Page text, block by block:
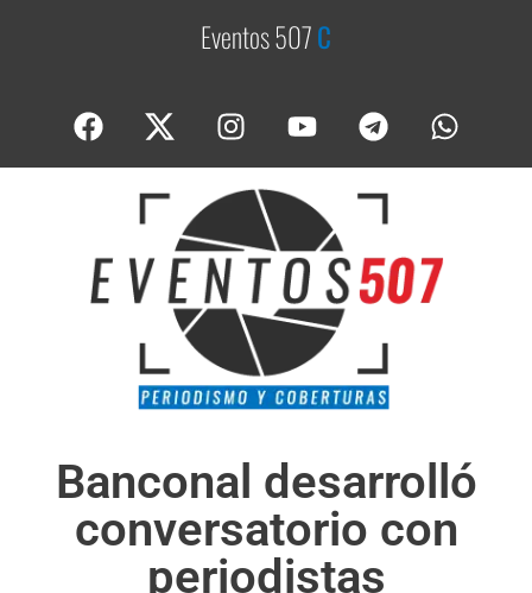
Eventos 507Cob
Banconal desarrolló
conversatorio con
periodistas